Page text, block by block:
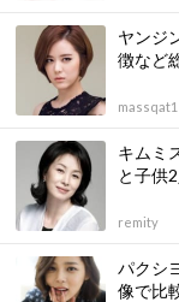
ヤンジ
徴など
massqat1
キムミ
と子供
remity
パクシ
像で比